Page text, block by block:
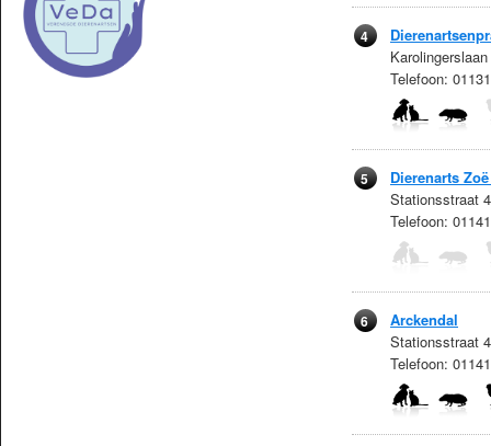
4
Telefoon:
5
Dierenarts
Stationsstraat
Telefoon:
6
Arckendal
Stationsstraat
Telefoon: